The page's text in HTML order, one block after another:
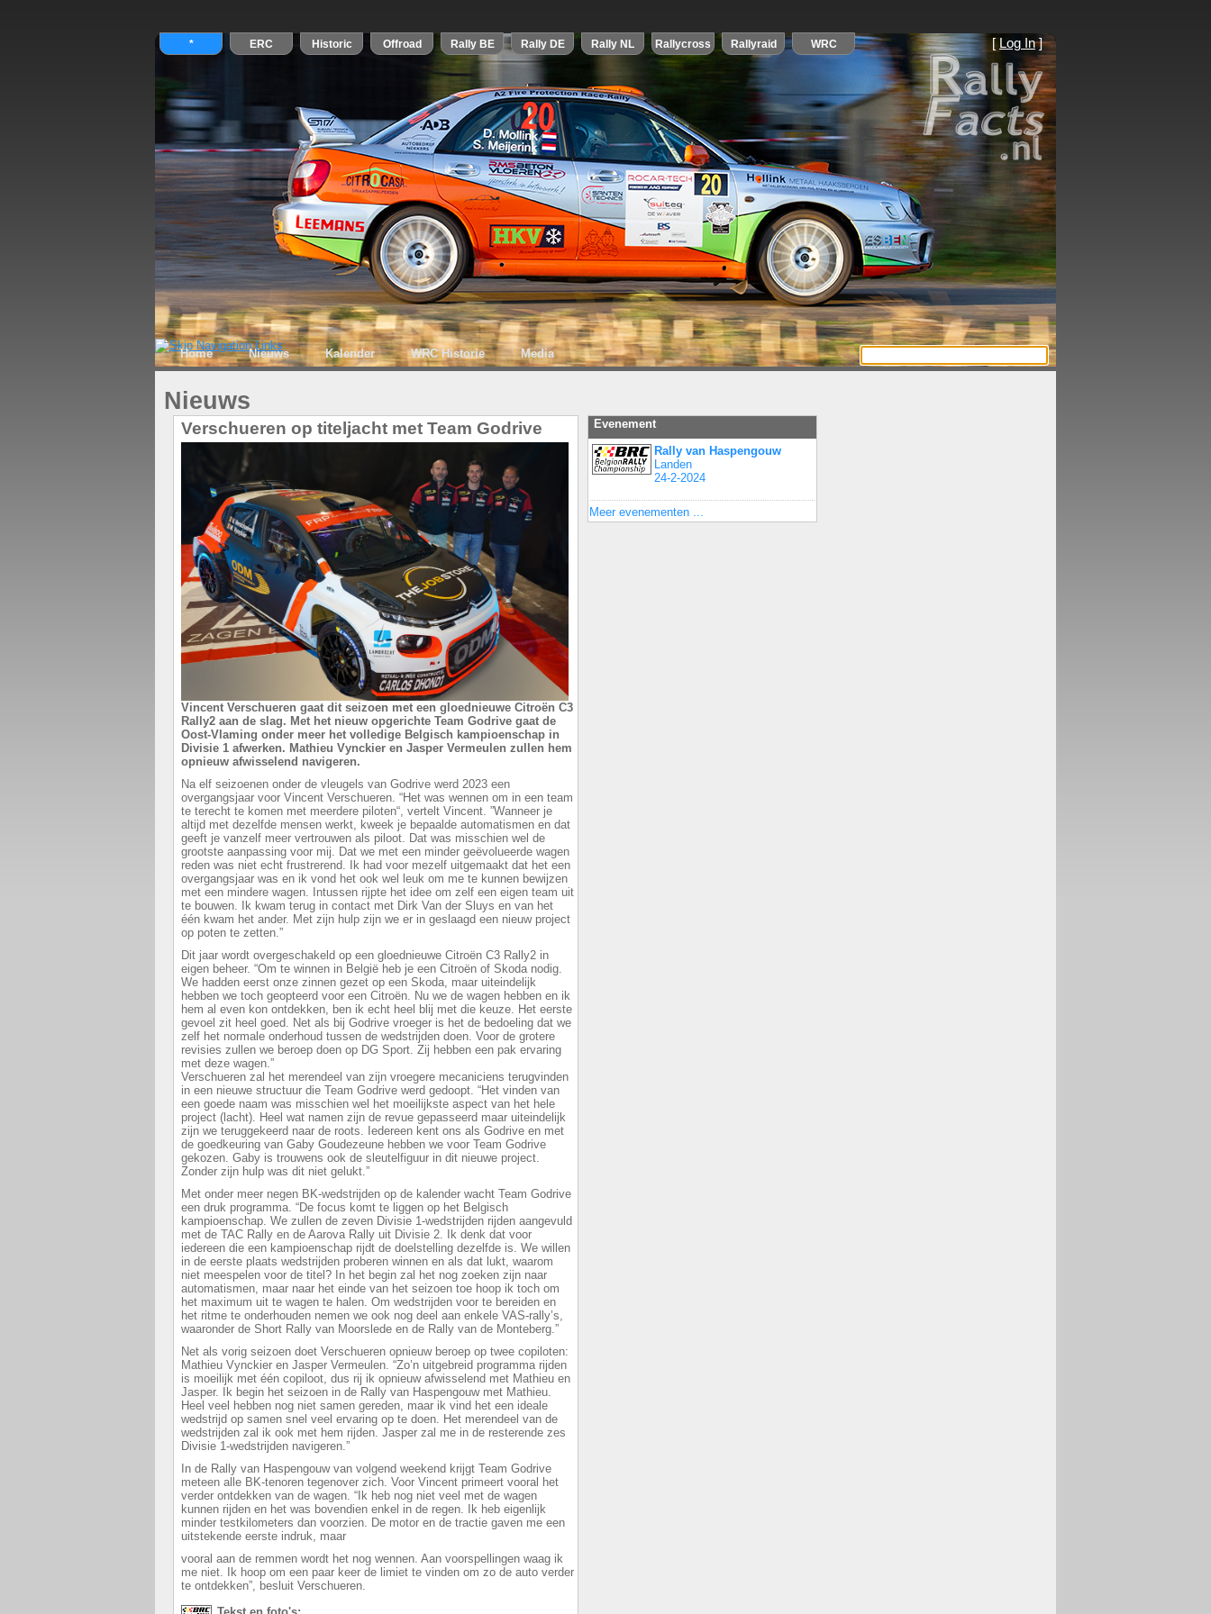
[ Log In]
Home Nieuws Kalender WRC Historie Media
Nieuws
Verschueren op titeljacht met Team Godrive
Vincent Verschueren gaat dit seizoen met een gloednieuwe Citroën C3
Rally2 aan de slag. Met het nieuw opgerichte Team Godrive gaat de
Oost-Vlaming onder meer het volledige Belgisch kampioenschap in
Divisie 1 afwerken. Mathieu Vynckier en Jasper Vermeulen zullen hem
opnieuw afwisselend navigeren.
Na elf seizoenen onder de vleugels van Godrive werd 2023 een
overgangsjaar voor Vincent Verschueren. “Het was wennen om in een team
te terecht te komen met meerdere piloten“, vertelt Vincent. ”Wanneer je
altijd met dezelfde mensen werkt, kweek je bepaalde automatismen en dat
geeft je vanzelf meer vertrouwen als piloot. Dat was misschien wel de
grootste aanpassing voor mij. Dat we met een minder geëvolueerde wagen
reden was niet echt frustrerend. Ik had voor mezelf uitgemaakt dat het een
overgangsjaar was en ik vond het ook wel leuk om me te kunnen bewijzen
met een mindere wagen. Intussen rijpte het idee om zelf een eigen team uit
te bouwen. Ik kwam terug in contact met Dirk Van der Sluys en van het
één kwam het ander. Met zijn hulp zijn we er in geslaagd een nieuw project
op poten te zetten.”
Dit jaar wordt overgeschakeld op een gloednieuwe Citroën C3 Rally2 in
eigen beheer. “Om te winnen in België heb je een Citroën of Skoda nodig.
We hadden eerst onze zinnen gezet op een Skoda, maar uiteindelijk
hebben we toch geopteerd voor een Citroën. Nu we de wagen hebben en ik
hem al even kon ontdekken, ben ik echt heel blij met die keuze. Het eerste
gevoel zit heel goed. Net als bij Godrive vroeger is het de bedoeling dat we
zelf het normale onderhoud tussen de wedstrijden doen. Voor de grotere
revisies zullen we beroep doen op DG Sport. Zij hebben een pak ervaring
met deze wagen.”
Verschueren zal het merendeel van zijn vroegere mecaniciens terugvinden
in een nieuwe structuur die Team Godrive werd gedoopt. “Het vinden van
een goede naam was misschien wel het moeilijkste aspect van het hele
project (lacht). Heel wat namen zijn de revue gepasseerd maar uiteindelijk
zijn we teruggekeerd naar de roots. Iedereen kent ons als Godrive en met
de goedkeuring van Gaby Goudezeune hebben we voor Team Godrive
gekozen. Gaby is trouwens ook de sleutelfiguur in dit nieuwe project.
Zonder zijn hulp was dit niet gelukt.”
Met onder meer negen BK-wedstrijden op de kalender wacht Team Godrive
een druk programma. “De focus komt te liggen op het Belgisch
kampioenschap. We zullen de zeven Divisie 1-wedstrijden rijden aangevuld
met de TAC Rally en de Aarova Rally uit Divisie 2. Ik denk dat voor
iedereen die een kampioenschap rijdt de doelstelling dezelfde is. We willen
in de eerste plaats wedstrijden proberen winnen en als dat lukt, waarom
niet meespelen voor de titel? In het begin zal het nog zoeken zijn naar
automatismen, maar naar het einde van het seizoen toe hoop ik toch om
het maximum uit te wagen te halen. Om wedstrijden voor te bereiden en
het ritme te onderhouden nemen we ook nog deel aan enkele VAS-rally’s,
waaronder de Short Rally van Moorslede en de Rally van de Monteberg.”
Net als vorig seizoen doet Verschueren opnieuw beroep op twee copiloten:
Mathieu Vynckier en Jasper Vermeulen. “Zo’n uitgebreid programma rijden
is moeilijk met één copiloot, dus rij ik opnieuw afwisselend met Mathieu en
Jasper. Ik begin het seizoen in de Rally van Haspengouw met Mathieu.
Heel veel hebben nog niet samen gereden, maar ik vind het een ideale
wedstrijd op samen snel veel ervaring op te doen. Het merendeel van de
wedstrijden zal ik ook met hem rijden. Jasper zal me in de resterende zes
Divisie 1-wedstrijden navigeren.”
In de Rally van Haspengouw van volgend weekend krijgt Team Godrive
meteen alle BK-tenoren tegenover zich. Voor Vincent primeert vooral het
verder ontdekken van de wagen. “Ik heb nog niet veel met de wagen
kunnen rijden en het was bovendien enkel in de regen. Ik heb eigenlijk
minder testkilometers dan voorzien. De motor en de tractie gaven me een
uitstekende eerste indruk, maar
vooral aan de remmen wordt het nog wennen. Aan voorspellingen waag ik
me niet. Ik hoop om een paar keer de limiet te vinden om zo de auto verder
te ontdekken”, besluit Verschueren.
Evenement
Rally van Haspengouw
Landen
24-2-2024
Meer evenementen ...